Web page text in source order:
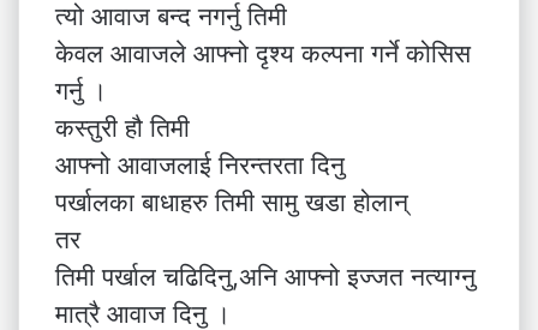
त्यो आवाज बन्द नगर्नु तिमी
केवल आवाजले आफ्नो दृश्य कल्पना गर्ने कोसिस
गर्नु ।
कस्तुरी हौ तिमी
आफ्नो आवाजलाई निरन्तरता दिनु
पर्खालका बाधाहरु तिमी सामु खडा होलान्
तर
तिमी पर्खाल चढिदिनु,अनि आफ्नो इज्जत नत्याग्नु
मात्रै आवाज दिनु ।